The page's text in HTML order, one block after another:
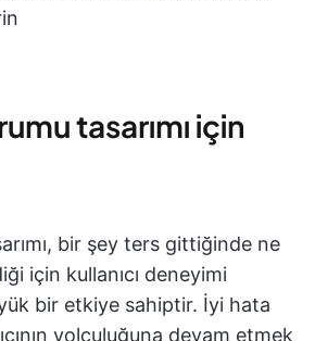
tasarımı için
bir şey ters gittiğinde ne
için kullanıcı deneyimi
bir etkiye sahiptir. İyi hata
yolculuğuna devam etmek